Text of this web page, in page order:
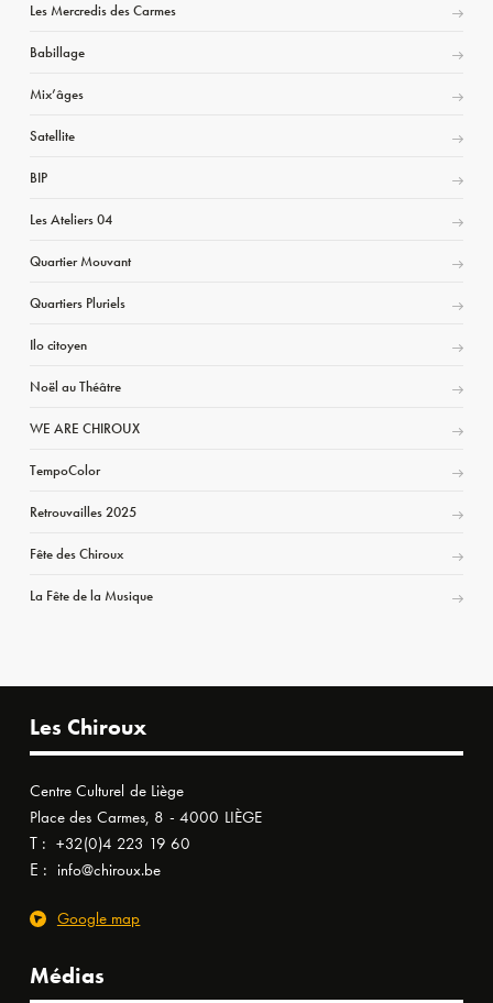
Les Mercredis des Carmes
Babillage
Mix’âges
Satellite
BIP
Les Ateliers 04
Quartier Mouvant
Quartiers Pluriels
Ilo citoyen
Noël au Théâtre
WE ARE CHIROUX
TempoColor
Retrouvailles 2025
Fête des Chiroux
La Fête de la Musique
Les Chiroux
Centre Culturel de Liège
Place des Carmes, 8 - 4000 LIÈGE
T : +32(0)4 223 19 60
E : info@chiroux.be
Google map
Médias